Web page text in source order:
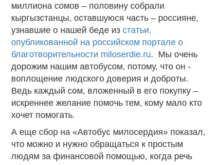
миллиона сомов – половину собрали
кыргызстанцы, оставшуюся часть – россияне,
узнавшие о нашей беде из статьи,
опубликованной на российском портале о
благотворительности miloserdie.ru. Мы очень
дорожим нашим автобусом, потому, что он -
воплощение людского доверия и доброты.
Ведь каждый сом, вложенный в его покупку –
искреннее желание помочь тем, кому мало кто
хочет помогать.
А еще сбор на «Автобус милосердия» показал,
что можно и нужно обращаться к простым
людям за финансовой помощью, когда речь